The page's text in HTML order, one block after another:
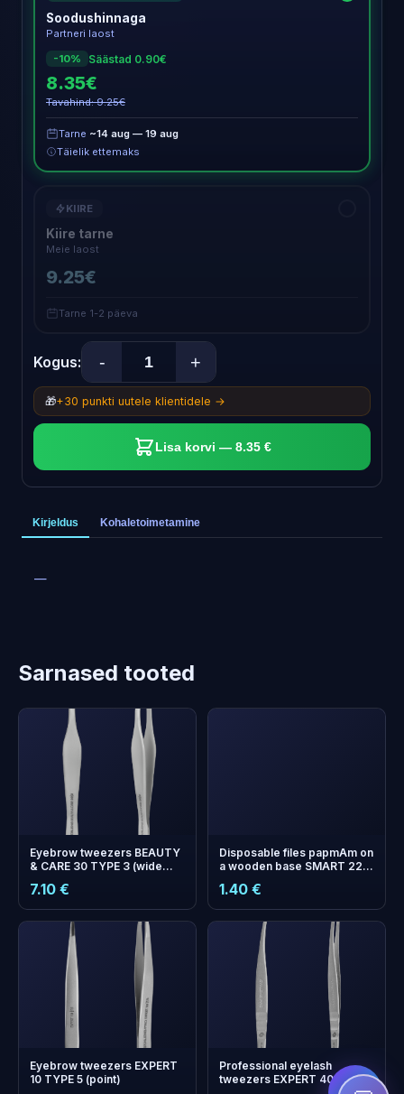
Soodushinnaga
Partneri laost
-10%
Säästad 0.90€
8.35€
Tavahind: 9.25€
Tarne ~14 aug — 19 aug
Täielik ettemaks
KIIRE
Kiire tarne
Meie laost
9.25€
Tarne 1-2 päeva
Kogus: - +
🎁+30 punkti uutele klientidele →
Lisa korvi — 8.35 €
Kirjeldus Kohaletoimetamine
—
Sarnased tooted
Eyebrow tweezers BEAUTY
& CARE 30 TYPE 3 (wide
7.10 €
Disposable files papmAm on
a wooden base SMART 22
1.40 €
Eyebrow tweezers EXPERT
10 TYPE 5 (point)
Professional eyelash
tweezers EXPERT 40 TYPE 1
+ boonuspunkti
Kogu ja säästa järgmisel